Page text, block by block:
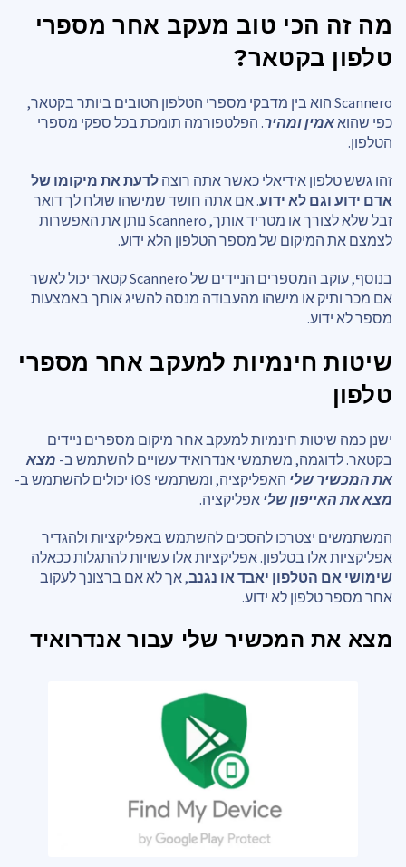
מה זה הכי טוב מעקב אחר מספרי
טלפון בקטאר?
Scannero הוא בין מדבקי מספרי הטלפון הטובים ביותר בקטאר,
כפי שהואאמין ומהיר. הפלטפורמה תומכת בכל ספקי מספרי
הטלפון.
זהו גשש טלפון אידיאלי כאשר אתה רוצה לדעת את מיקומו של
אדם ידוע וגם לא ידוע. אם אתה חושד שמישהו שולח לך דואר
זבל שלא לצורך או מטריד אותך, Scannero נותן את האפשרות
לצמצם את המיקום של מספר הטלפון הלא ידוע.
בנוסף, עוקב המספרים הניידים של Scannero קטאר יכול לאשר
אם מכר ותיק או מישהו מהעבודה מנסה להשיג אותך באמצעות
מספר לא ידוע.
שיטות חינמיות למעקב אחר מספרי
טלפון
ישנן כמה שיטות חינמיות למעקב אחר מיקום מספרים ניידים
בקטאר. לדוגמה, משתמשי אנדרואיד עשויים להשתמש ב- מצא
את המכשיר שלי האפליקציה, ומשתמשי iOS יכולים להשתמש ב-
מצא את האייפון שלי אפליקציה.
המשתמשים יצטרכו להסכים להשתמש באפליקציות ולהגדיר
אפליקציות אלו בטלפון. אפליקציות אלו עשויות להתגלות ככאלה
שימושי אם הטלפון יאבד או נגנב, אך לא אם ברצונך לעקוב
אחר מספר טלפון לא ידוע.
מצא את המכשיר שלי עבור אנדרואיד